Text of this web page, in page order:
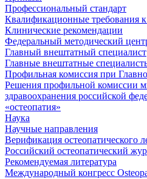
Профессиональный стандарт
Квалификационные требования к
Клинические рекомендации
Федеральный методический
Главный внештатный специалист
Главные внештатные
Профильная комиссия при
Решения профильной комиссии
здравоохранения российской
«остеопатия»
Наука
Научные направления
Верификация остеопатического
Российский остеопатический
Рекомендуемая литература
Международный конгресс